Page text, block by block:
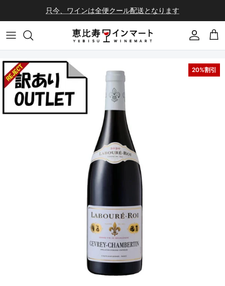
コンテンツへスキップ只今、ワインは全便クール配送となります
会員登
カ
20%割引